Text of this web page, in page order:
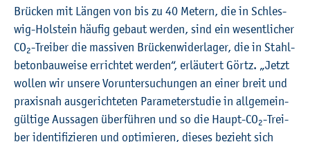
Brü­cken mit Län­gen von bis zu 40 Me­tern, die in Schles­
wig-Hol­stein häu­fig ge­baut wer­den, sind ein we­sent­li­cher
CO2-Trei­ber die mas­si­ven Brü­cken­wi­der­la­ger, die in Stahl­
be­ton­bau­wei­se er­rich­tet wer­den“, er­läu­tert Görtz. „Jetzt
wol­len wir un­se­re Vor­un­ter­su­chun­gen an einer breit und
pra­xis­nah aus­ge­rich­te­ten Pa­ra­me­ter­stu­die in all­ge­mein­
gül­ti­ge Aus­sa­gen über­füh­ren und so die Haupt-CO2-Trei­
ber iden­ti­fi­zie­ren und op­ti­mie­ren, die­ses be­zieht sich